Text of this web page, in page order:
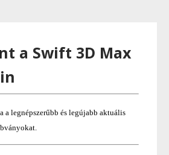
a Swift 3D Max
a legnépszerűbb és legújabb aktuális